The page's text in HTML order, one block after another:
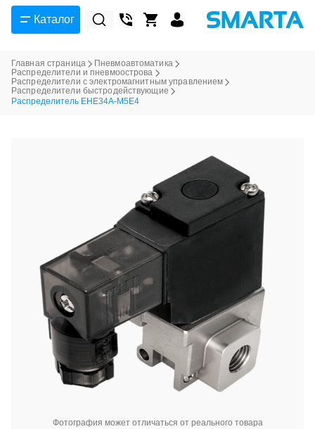
Каталог
Главная страница
Пневмоавтоматика
Распределители и пневмоострова
Распределители с электромагнитным управлением
Распределители быстродействующие
Распределитель EHE34A-M5E4
Фотография может отличаться от реального товара